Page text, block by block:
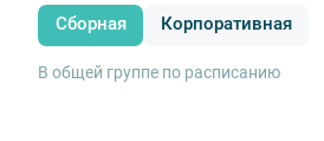
заведениях, возрожденных в
Сборная Корпоративная
В общей группе по расписанию